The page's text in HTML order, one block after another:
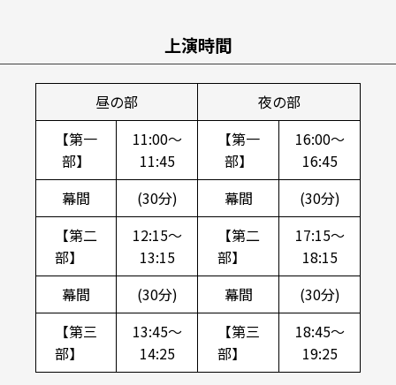
上演時間
昼の部
夜の部
【第一
部】
11:00～
11:45
【第一
部】
16:00～
16:45
幕間
(30分) 幕間
(30分)
【第二
部】
12:15～
13:15
【第二
部】
17:15～
18:15
幕間
(30分) 幕間
(30分)
【第三
部】
13:45～
14:25
【第三
部】
18:45～
19:25